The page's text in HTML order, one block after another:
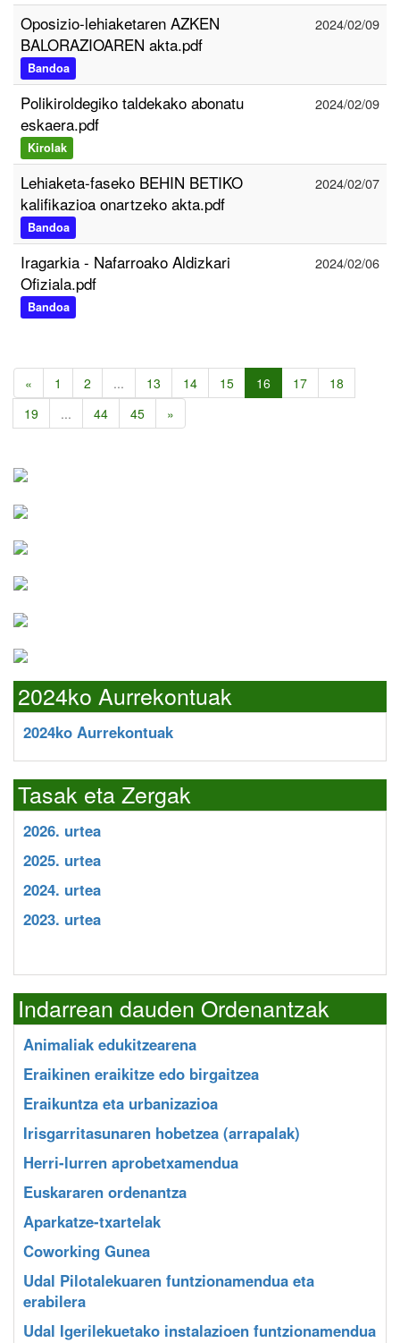
Oposizio-lehiaketaren AZKEN
BALORAZIOAREN akta.pdf
Bandoa
2024/02/09
Polikiroldegiko taldekako abonatu
eskaera.pdf
Kirolak
2024/02/09
Lehiaketa-faseko BEHIN BETIKO
kalifikazioa onartzeko akta.pdf
Bandoa
2024/02/07
Iragarkia - Nafarroako Aldizkari
Ofiziala.pdf
Bandoa
2024/02/06
« 1 2 ... 13 14 15 16 17
18
19
... 44 45 »
2024ko Aurrekontuak
2024ko Aurrekontuak
Tasak eta Zergak
2026. urtea
2025. urtea
2024. urtea
2023. urtea
Indarrean dauden Ordenantzak
Animaliak edukitzearena
Eraikinen eraikitze edo birgaitzea
Eraikuntza eta urbanizazioa
Irisgarritasunaren hobetzea (arrapalak)
Herri-lurren aprobetxamendua
Euskararen ordenantza
Aparkatze-txartelak
Coworking Gunea
Udal Pilotalekuaren funtzionamendua eta
erabilera
Udal Igerilekuetako instalazioen funtzionamendua